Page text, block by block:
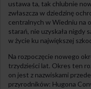
ustawa ta, tak chlubnie
zwłaszcza w dziedzinę
centralnych w Wiedniu na
starań, nie uzyskała nigdy
w życie ku największej
Na rozpoczęcie nowego
trzydzieści lat. Okres ten
on jest z nazwiskami
przyrodników: Hugona